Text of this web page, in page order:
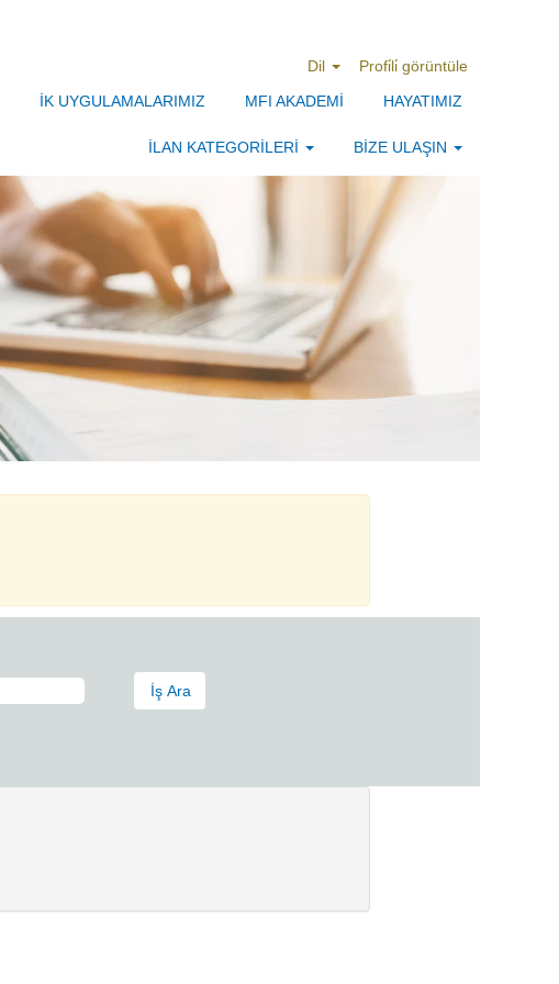
Dil
Profi̇li̇ görüntüle
İK UYGULAMALARIMIZ MFI AKADEMİ HAYATIMIZ
İLAN KATEGORİLERİ BİZE ULAŞIN